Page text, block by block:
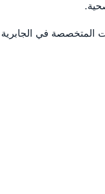
المتخصصة في